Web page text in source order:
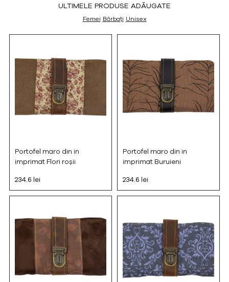
ULTIMELE PRODUSE ADĂUGATE
Femei Bărbați Unisex
Portofel maro din in
imprimat Flori roșii
234.6 lei
Portofel maro din in
imprimat Buruieni
234.6 lei